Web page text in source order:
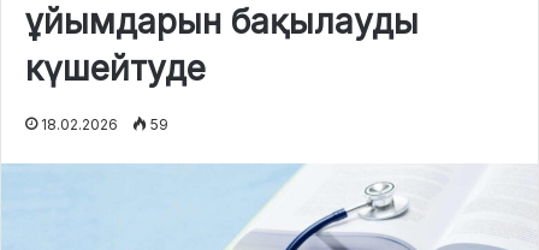
ұйымдарын бақылауды
күшейтуде
18.02.2026 59